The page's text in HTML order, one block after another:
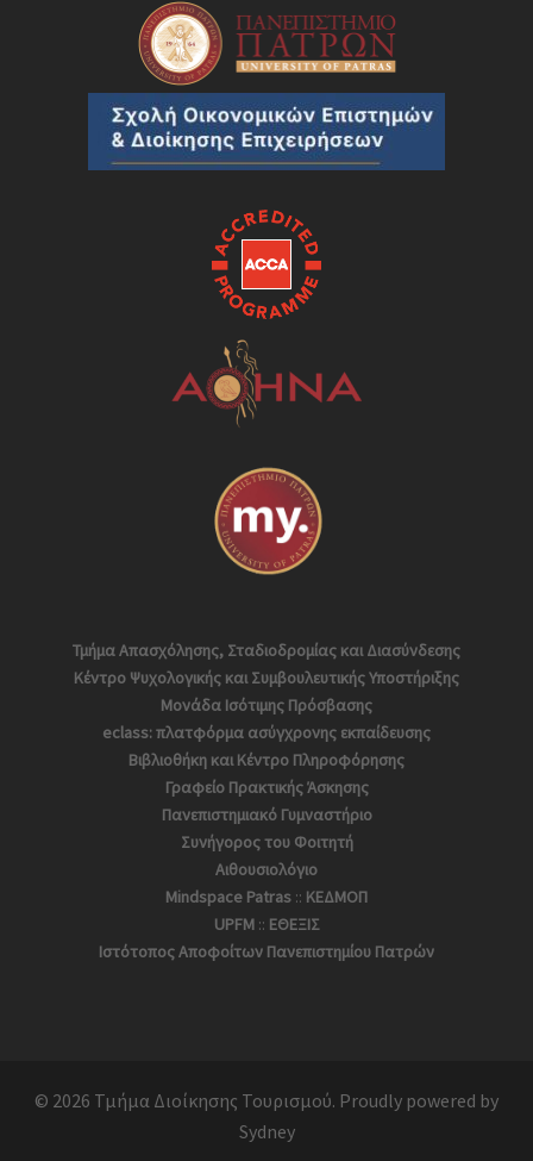
Τμήμα Απασχόλησης, Σταδιοδρομίας και Διασύνδεσης
Κέντρο Ψυχολογικής και Συμβουλευτικής Υποστήριξης
Μονάδα Ισότιμης Πρόσβασης
eclass: πλατφόρμα ασύγχρονης εκπαίδευσης
Βιβλιοθήκη και Κέντρο Πληροφόρησης
Γραφείο Πρακτικής Άσκησης
Πανεπιστημιακό Γυμναστήριο
Συνήγορος του Φοιτητή
Αιθουσιολόγιο
Mindspace Patras :: ΚΕΔΜΟΠ
UPFM:: ΕΘΕΞΙΣ
Ιστότοπος Αποφoίτων Πανεπιστημίου Πατρών
© 2026 Τμήμα Διοίκησης Τουρισμού. Proudly powered by
Sydney